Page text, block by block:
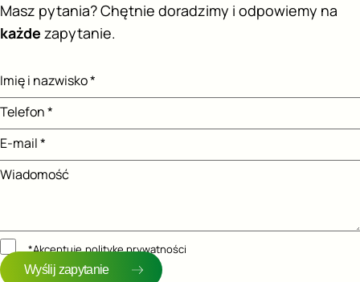
Masz pytania? Chętnie doradzimy i odpowiemy na
każde zapytanie.
Imię i nazwisko *
Telefon *
E-mail *
Wiadomość
*Akceptuję politykę prywatności